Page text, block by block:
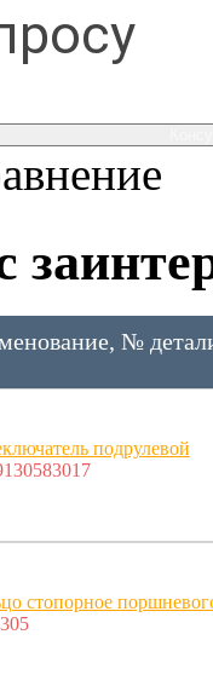
№
подрулевой
стопорное